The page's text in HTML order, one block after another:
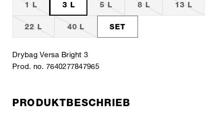
1 L 3 L 5 L 8 L 13 L
22 L 40 L SET
Drybag Versa Bright 3
Prod. no. 7640277847965
PRODUKTBESCHRIEB